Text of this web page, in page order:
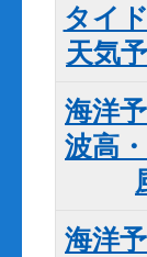
タイ
天気
海洋
波高
海洋